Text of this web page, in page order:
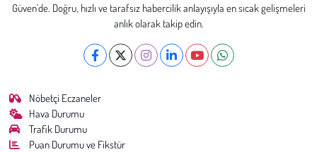
Güven’de. Doğru, hızlı ve tarafsız habercilik anlayışıyla en sıcak gelişmeleri
anlık olarak takip edin.
Nöbetçi Eczaneler
Hava Durumu
Trafik Durumu
Puan Durumu ve Fikstür